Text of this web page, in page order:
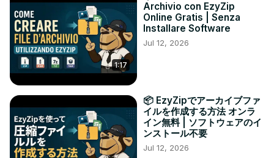
1:17
Archivio con EzyZip
Online Gratis | Senza
Installare Software
Jul 12, 2026
📦 EzyZipでアーカイブファ
イルを作成する方法 オンラ
イン無料 | ソフトウェアのイ
ンストール不要
Jul 12, 2026